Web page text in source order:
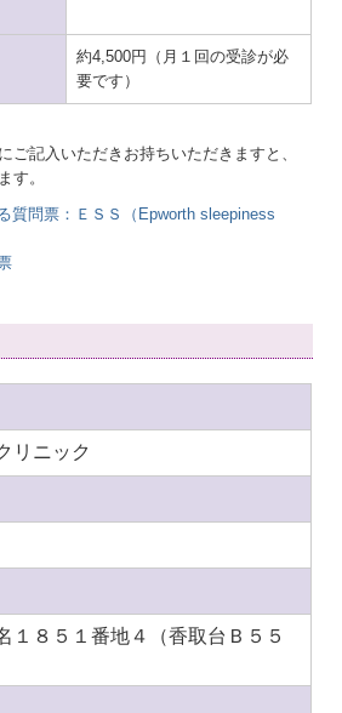
リニック
１８５１番地４（香取台Ｂ５５
約4,500円（月１回の受診が必
要です）
ご記入いただきお持ちいただきますと、
す。
質問票：ＥＳＳ（Epworth sleepiness